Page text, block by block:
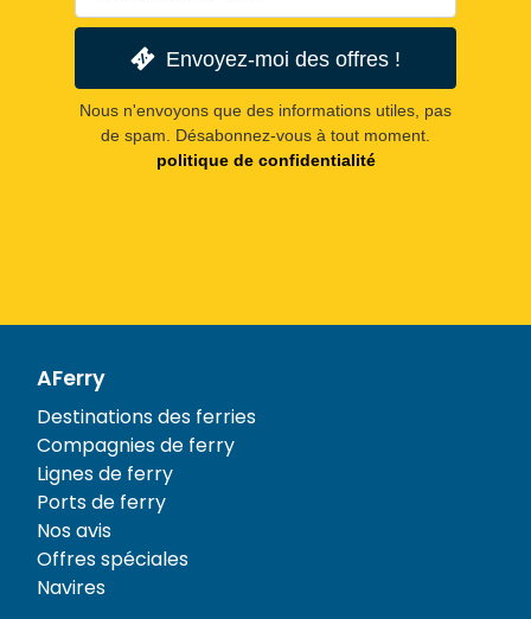
Envoyez-moi des offres !
Nous n'envoyons que des informations utiles, pas
de spam. Désabonnez-vous à tout moment.
politique de confidentialité
AFerry
Destinations des ferries
Compagnies de ferry
Lignes de ferry
Ports de ferry
Nos avis
Offres spéciales
Navires